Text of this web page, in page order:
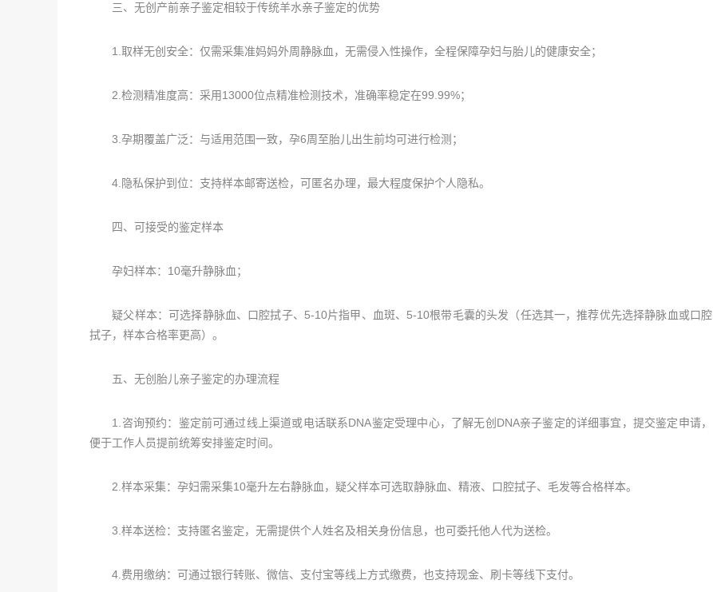
三、无创产前亲子鉴定相较于传统羊水亲子鉴定的优势
1.取样无创安全：仅需采集准妈妈外周静脉血，无需侵入性操作，全程保障孕妇与胎儿的健康安全；
2.检测精准度高：采用13000位点精准检测技术，准确率稳定在99.99%；
3.孕期覆盖广泛：与适用范围一致，孕6周至胎儿出生前均可进行检测；
4.隐私保护到位：支持样本邮寄送检，可匿名办理，最大程度保护个人隐私。
四、可接受的鉴定样本
孕妇样本：10毫升静脉血；
疑父样本：可选择静脉血、口腔拭子、5-10片指甲、血斑、5-10根带毛囊的头发（任选其一，推荐优先选择静脉血或口腔
拭子，样本合格率更高）。
五、无创胎儿亲子鉴定的办理流程
1.咨询预约：鉴定前可通过线上渠道或电话联系DNA鉴定受理中心，了解无创DNA亲子鉴定的详细事宜，提交鉴定申请，
便于工作人员提前统筹安排鉴定时间。
2.样本采集：孕妇需采集10毫升左右静脉血，疑父样本可选取静脉血、精液、口腔拭子、毛发等合格样本。
3.样本送检：支持匿名鉴定，无需提供个人姓名及相关身份信息，也可委托他人代为送检。
4.费用缴纳：可通过银行转账、微信、支付宝等线上方式缴费，也支持现金、刷卡等线下支付。